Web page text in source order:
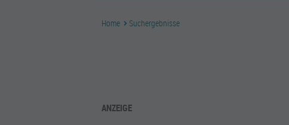
Home Suchergebnisse
ANZEIGE